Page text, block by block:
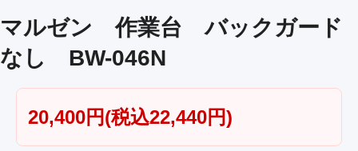
マルゼン 作業台 バックガード
なし BW-046N
20,400円(税込22,440円)